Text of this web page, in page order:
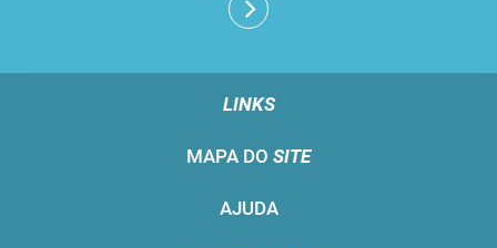
LINKS
MAPA DO SITE
AJUDA